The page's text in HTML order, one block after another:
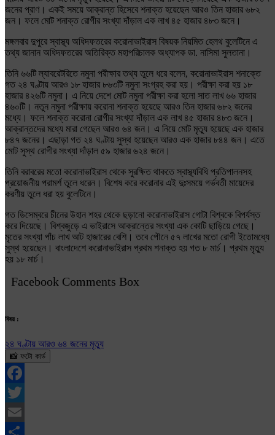
জনের প্রাণ। একই সময়ে আক্রান্ত হিসেবে শনাক্ত হয়েছেন আরও তিন হাজার ৬৮২
জন। ফলে মোট শনাক্ত রোগীর সংখ্যা দাঁড়াল এক লাখ ৪৫ হাজার ৪৮৩ জনে।
মঙ্গলবার দুপুরে স্বাস্থ্য অধিদফতরের করোনাভাইরাস বিষয়ক নিয়মিত হেলথ বুলেটিনে এ
তথ্য জানান অধিদফতরের অতিরিক্ত মহাপরিচালক অধ্যাপক ডা. নাসিমা সুলতানা।
তিনি ৬৬টি ল্যাবরেটরিতে নমুনা পরীক্ষার তথ্য তুলে ধরে বলেন, করোনাভাইরাস শনাক্তে
গত ২৪ ঘণ্টায় আরও ১৮ হাজার ৮৬৩টি নমুনা সংগ্রহ করা হয়। পরীক্ষা করা হয় ১৮
হাজার ৪২৬টি নমুনা। এ নিয়ে দেশে মোট নমুনা পরীক্ষা করা হলো সাত লাখ ৬৬ হাজার
৪৬০টি। নতুন নমুনা পরীক্ষায় করোনা শনাক্ত হয়েছে আরও তিন হাজার ৬৮২ জনের
মধ্যে। ফলে শনাক্ত করোনা রোগীর সংখ্যা দাঁড়াল এক লাখ ৪৫ হাজার ৪৮৩ জনে।
আক্রান্তদের মধ্যে মারা গেছেন আরও ৬৪ জন। এ নিয়ে মোট মৃত্যু হয়েছে এক হাজার
৮৪৭ জনের। এছাড়া গত ২৪ ঘণ্টায় সুস্থ হয়েছেন আরও এক হাজার ৮৪৪ জন। এতে
মোট সুস্থ রোগীর সংখ্যা দাঁড়াল ৫৯ হাজার ৬২৪ জনে।
তিনি বরাবরের মতো করোনাভাইরাস থেকে সুরক্ষিত থাকতে স্বাস্থ্যবিধি প্রতিপালনসহ
প্রয়োজনীয় পরামর্শ তুলে ধরেন। বিশেষ করে করোনার এই দুঃসময়ে গর্ভবতী মায়েদের
করণীয় তুলে ধরা হয় বুলেটিনে।
গত ডিসেম্বরে চীনের উহান শহর থেকে ছড়ানো করোনাভাইরাস গোটা বিশ্বকে বিপর্যস্ত
করে দিয়েছে। বিশ্বজুড়ে এ ভাইরাসে আক্রান্তের সংখ্যা এক কোটি ছাড়িয়ে গেছে।
মৃতের সংখ্যা পাঁচ লাখ আট হাজারের বেশি। তবে পৌনে ৫৭ লাখের মতো রোগী ইতোমধ্যে
সুস্থ হয়েছেন। বাংলাদেশে করোনাভাইরাস প্রথম শনাক্ত হয় গত ৮ মার্চ। প্রথম মৃত্যু
হয় ১৮ মার্চ।
Facebook Comments Box
বিষয় :
২৪ ঘণ্টায় আরও ৬৪ জনের মৃত্যু
📸 ফটো কার্ড
Facebook
Twitter
Email